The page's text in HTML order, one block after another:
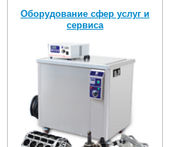
Оборудование сфер услуг и
сервиса